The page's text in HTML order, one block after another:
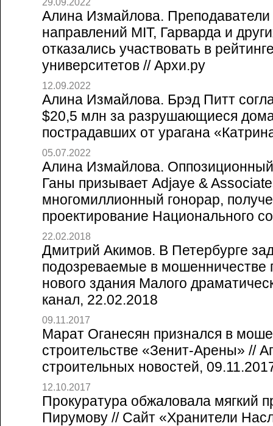
Алина Измайлова. Преподаватели
направлений MIT, Гарварда и
отказались участвовать в
университетов // Архи.ру
12.09.2022
Алина Измайлова. Брэд Питт
$20,5 млн за разрушающиеся
пострадавших от урагана
05.07.2022
Алина Измайлова.
Ганы призывает Adjaye &
многомиллионный гонорар,
проектирование Национального
22.02.2018
Дмитрий Акимов. В Петербурге
подозреваемые в мошенничестве
нового здания Малого
канал, 22.02.2018
09.11.2017
Марат Оганесян признался в
строительстве «Зенит-Арены» //
строительных новостей,
12.10.2017
Прокуратура обжаловала мягкий
Пирумову // Сайт «Хранители